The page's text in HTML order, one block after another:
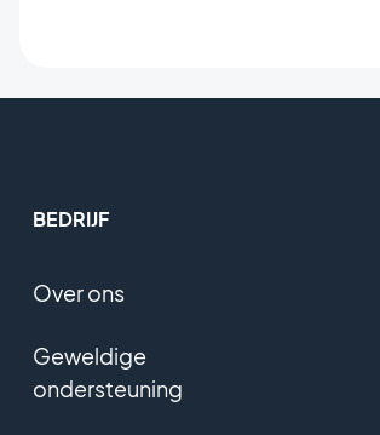
BEDRIJF
Over ons
Geweldige
ondersteuning